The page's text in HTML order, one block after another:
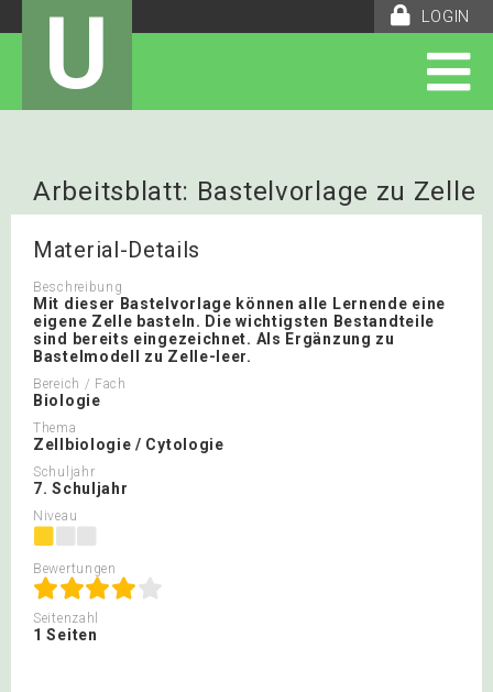
LOGIN
U
Arbeitsblatt: Bastelvorlage zu Zelle
Material-Details
Beschreibung
Mit dieser Bastelvorlage können alle Lernende eine
eigene Zelle basteln. Die wichtigsten Bestandteile
sind bereits eingezeichnet. Als Ergänzung zu
Bastelmodell zu Zelle-leer.
Bereich / Fach
Biologie
Thema
Zellbiologie / Cytologie
Schuljahr
7. Schuljahr
Niveau
Bewertungen
Seitenzahl
1 Seiten